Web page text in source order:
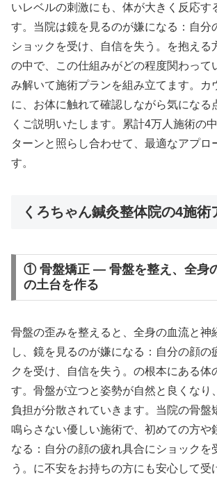
いレベルの刺激にも、体が大きく反応す
す。当院は鏡を見るのが嫌になる：自分
ショックを受け、自信を失う。を抱える
の中で、この仕組みがどの程度関わって
み解いて施術プランを組み立てます。カ
に、お体に触れて確認しながら気になる
くご説明いたします。累計4万人施術の
ターンと照らし合わせて、最適なアプロ
す。
くろちゃん鍼灸整体院の4施術
① 骨盤矯正 — 骨盤を整え、全身
の土台を作る
骨盤の歪みを整えると、全身の血流と神
し、鏡を見るのが嫌になる：自分の顔の
クを受け、自信を失う。の根本にある体
す。骨盤が立つと姿勢が自然と良くなり
負担が分散されていきます。当院の骨盤
鳴らさない優しい施術で、初めての方や
なる：自分の顔の疲れ具合にショックを
う。に不安をお持ちの方にも安心して受